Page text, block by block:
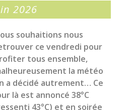
2026
souhaitions nous
ce vendredi pour
tous ensemble,
la météo
a décidé autrement… Ce
là est annoncé 38°C
43°C) et en soirée